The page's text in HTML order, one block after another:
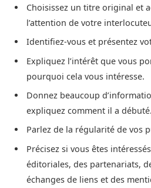
Choisissez un titre original et
l’attention de votre
Identifiez-vous et présentez
Expliquez l’intérêt que vous
pourquoi cela vous intéresse.
Donnez beaucoup
expliquez comment il a débuté.
Parlez de la régularité de vos
Précisez si vous êtes
éditoriales, des partenariats,
échanges de liens et des